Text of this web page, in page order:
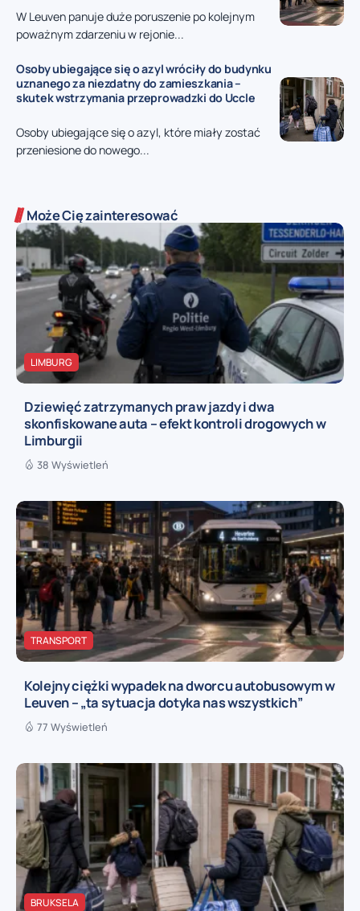
W Leuven panuje duże poruszenie po kolejnym
poważnym zdarzeniu w rejonie...
Osoby ubiegające się o azyl wróciły do budynku
uznanego za niezdatny do zamieszkania –
skutek wstrzymania przeprowadzki do Uccle
Osoby ubiegające się o azyl, które miały zostać
przeniesione do nowego...
Może Cię zainteresować
LIMBURG
Dziewięć zatrzymanych praw jazdy i dwa
skonfiskowane auta – efekt kontroli drogowych w
Limburgii
38 Wyświetleń
TRANSPORT
Kolejny ciężki wypadek na dworcu autobusowym w
Leuven – „ta sytuacja dotyka nas wszystkich”
77 Wyświetleń
BRUKSELA